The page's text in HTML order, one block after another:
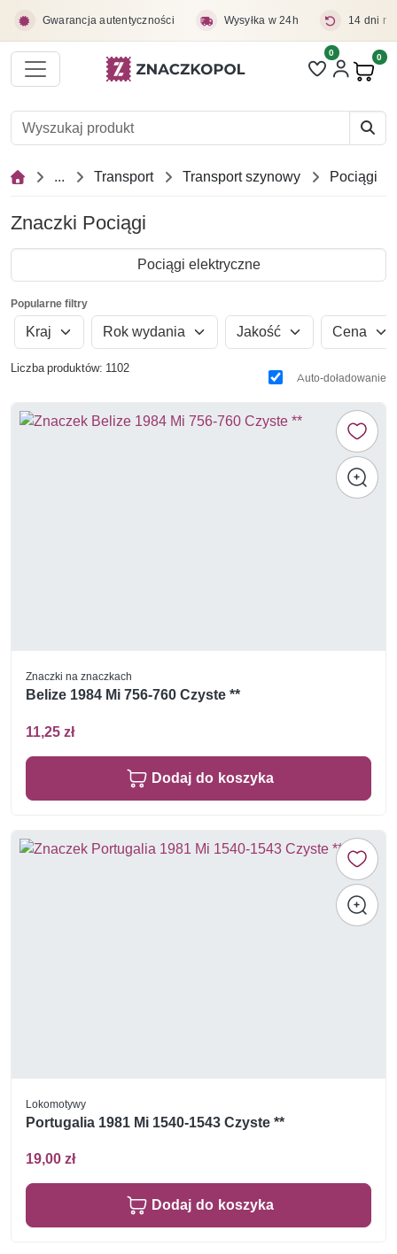
Gwarancja autentyczności Wysyłka w 24h 14 dni
Liczba pozycji
0 0
... Transport Transport szynowy Pociągi
Znaczki Pociągi
Pociągi elektryczne
Popularne filtry
Kraj Rok wydania Jakość Cena
Liczba produktów: 1102
Auto-doładowanie
Znaczki na znaczkach
Belize 1984 Mi 756-760 Czyste **
11,25 zł
Dodaj do koszyka
Lokomotywy
Portugalia 1981 Mi 1540-1543 Czyste **
19,00 zł
Dodaj do koszyka